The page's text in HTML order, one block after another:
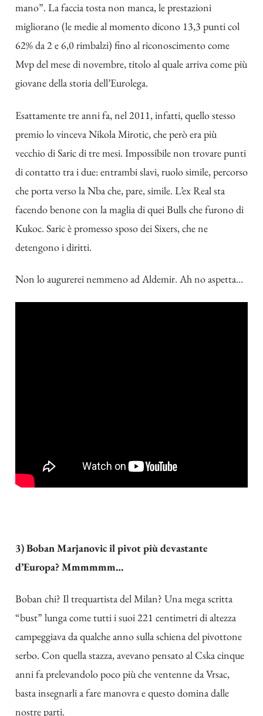
mano”. La faccia tosta non manca, le prestazioni
migliorano (le medie al momento dicono 13,3 punti col
62% da 2 e 6,0 rimbalzi) fino al riconoscimento come
Mvp del mese di novembre, titolo al quale arriva come più
giovane della storia dell’Eurolega.
Esattamente tre anni fa, nel 2011, infatti, quello stesso
premio lo vinceva Nikola Mirotic, che però era più
vecchio di Saric di tre mesi. Impossibile non trovare punti
di contatto tra i due: entrambi slavi, ruolo simile, percorso
che porta verso la Nba che, pare, simile. L’ex Real sta
facendo benone con la maglia di quei Bulls che furono di
Kukoc. Saric è promesso sposo dei Sixers, che ne
detengono i diritti.
Non lo augurerei nemmeno ad Aldemir. Ah no aspetta…
3) Boban Marjanovic il pivot più devastante
d’Europa? Mmmmmm…
Boban chi? Il trequartista del Milan? Una mega scritta
“bust” lunga come tutti i suoi 221 centimetri di altezza
campeggiava da qualche anno sulla schiena del pivottone
serbo. Con quella stazza, avevano pensato al Cska cinque
anni fa prelevandolo poco più che ventenne da Vrsac,
basta insegnarli a fare manovra e questo domina dalle
nostre parti.